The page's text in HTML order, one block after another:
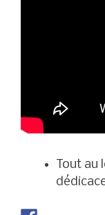
Tout au